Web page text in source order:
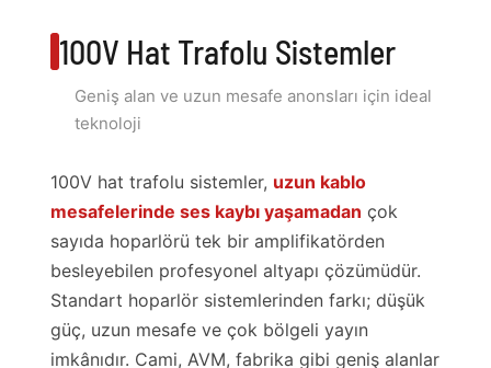
100V Hat Trafolu Sistemler
Geniş alan ve uzun mesafe anonsları için ideal
teknoloji
100V hat trafolu sistemler, uzun kablo
mesafelerinde ses kaybı yaşamadan çok
sayıda hoparlörü tek bir amplifikatörden
besleyebilen profesyonel altyapı çözümüdür.
Standart hoparlör sistemlerinden farkı; düşük
güç, uzun mesafe ve çok bölgeli yayın
imkânıdır. Cami, AVM, fabrika gibi geniş alanlar